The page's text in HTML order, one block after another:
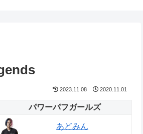
2023.11.08 2020.11.01
パワーパフガールズ
あどみん